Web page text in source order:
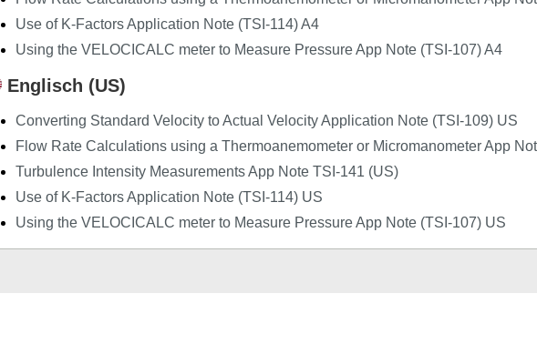
Use of K-Factors Application Note (TSI-114) A4
Using the VELOCICALC meter to Measure Pressure App Note (TSI-107) A4
Englisch (US)
Converting Standard Velocity to Actual Velocity Application Note (TSI-109) US
Flow Rate Calculations using a Thermoanemometer or Micromanometer App
Turbulence Intensity Measurements App Note TSI-141 (US)
Use of K-Factors Application Note (TSI-114) US
Using the VELOCICALC meter to Measure Pressure App Note (TSI-107) US